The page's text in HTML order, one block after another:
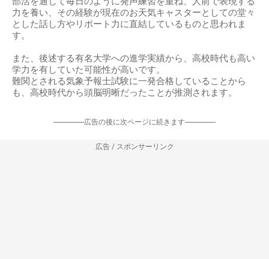
力を養い、その経験が現在のお天気キャスターとしての堂々
とした話し方やリポート力に直結しているものと思われま
す。
また、後述する有名大学への進学実績から、高校時代も高い
学力を有していた可能性が高いです。
難関とされる気象予報士試験に一発合格していることから
も、高校時代から頭脳明晰だったことが推測されます。
-----------------広告の後に次ページに続きます-----------------
広告 / スポンサーリンク